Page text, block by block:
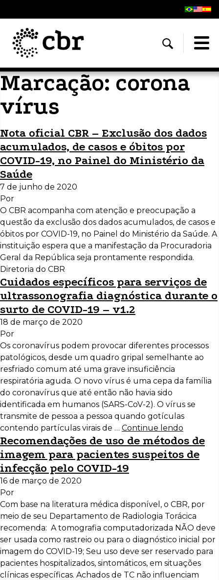
Marcação:corona
vírus
Nota oficial CBR – Exclusão dos dados
acumulados, de casos e óbitos por
COVID-19, no Painel do Ministério da
Saúde
7 de junho de 2020
Por
O CBR acompanha com atenção e preocupação a
questão da exclusão dos dados acumulados, de casos e
óbitos por COVID-19, no Painel do Ministério da Saúde. A
instituição espera que a manifestação da Procuradoria
Geral da República seja prontamente respondida.
Diretoria do CBR
Cuidados específicos para serviços de
ultrassonografia diagnóstica durante o
surto de COVID-19 – v1.2
18 de março de 2020
Por
Os coronavírus podem provocar diferentes processos
patológicos, desde um quadro gripal semelhante ao
resfriado comum até uma grave insuficiência
respiratória aguda. O novo vírus é uma cepa da família
do coronavírus que até então não havia sido
identificada em humanos (SARS-CoV-2). O vírus se
transmite de pessoa a pessoa quando gotículas
contendo partículas virais de … Continue lendo
Recomendações de uso de métodos de
imagem para pacientes suspeitos de
infecção pelo COVID-19
16 de março de 2020
Por
Com base na literatura médica disponível, o CBR, por
meio de seu Departamento de Radiologia Torácica
recomenda: A tomografia computadorizada NÃO deve
ser usada como rastreio ou para o diagnóstico inicial por
imagem do COVID-19; Seu uso deve ser reservado para
pacientes hospitalizados, sintomáticos, em situações
clínicas específicas. Achados de TC não influenciam